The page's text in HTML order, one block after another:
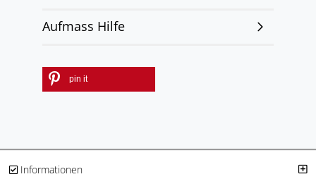
Aufmass Hilfe
pin it
Informationen